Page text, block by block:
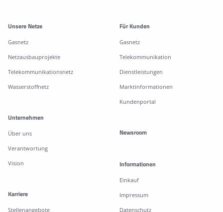
Weitere Informationen
Unsere Netze
Gasnetz
Netzausbauprojekte
Telekommunikationsnetz
Wasserstoffnetz
Für Kunden
Gasnetz
Telekommunikation
Dienstleistungen
Marktinformationen
Kundenportal
Unternehmen
Über uns
Verantwortung
Vision
Karriere
Stellenangebote
Newsroom
Informationen
Einkauf
Impressum
Datenschutz